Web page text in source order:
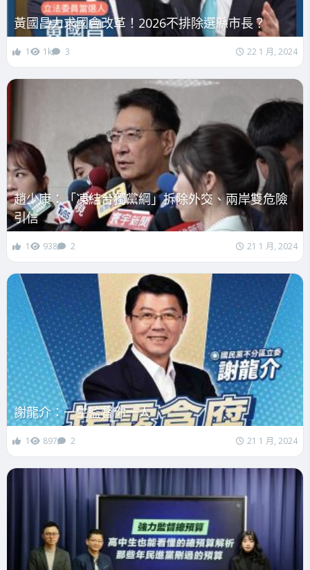
黃國昌力求國會改革！2026不排除選縣市長？
1 1k 3 22 1 月, 2024
趙少康：「凍結台獨黨綱」拆除外交、兩岸雙危險
引信
1 938 2 21 1 月, 2024
謝龍介：一生監督你一人
1 897 2 21 1 月, 2024